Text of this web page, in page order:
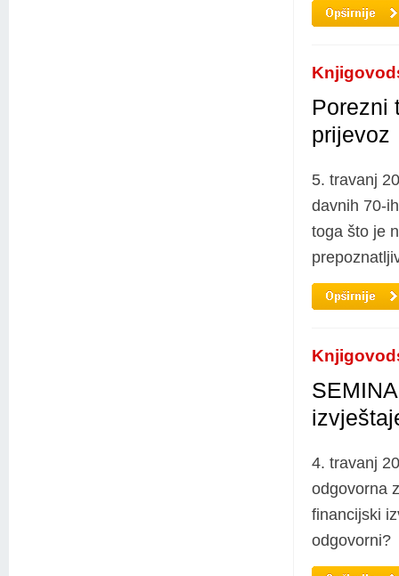
Porezni
prijevoz
5. travanj
davnih 70-
toga što je
4. travanj
odgovorna
financijski
odgovorni?